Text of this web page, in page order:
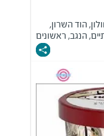
הוד השרון,
הנגב, ראשונים